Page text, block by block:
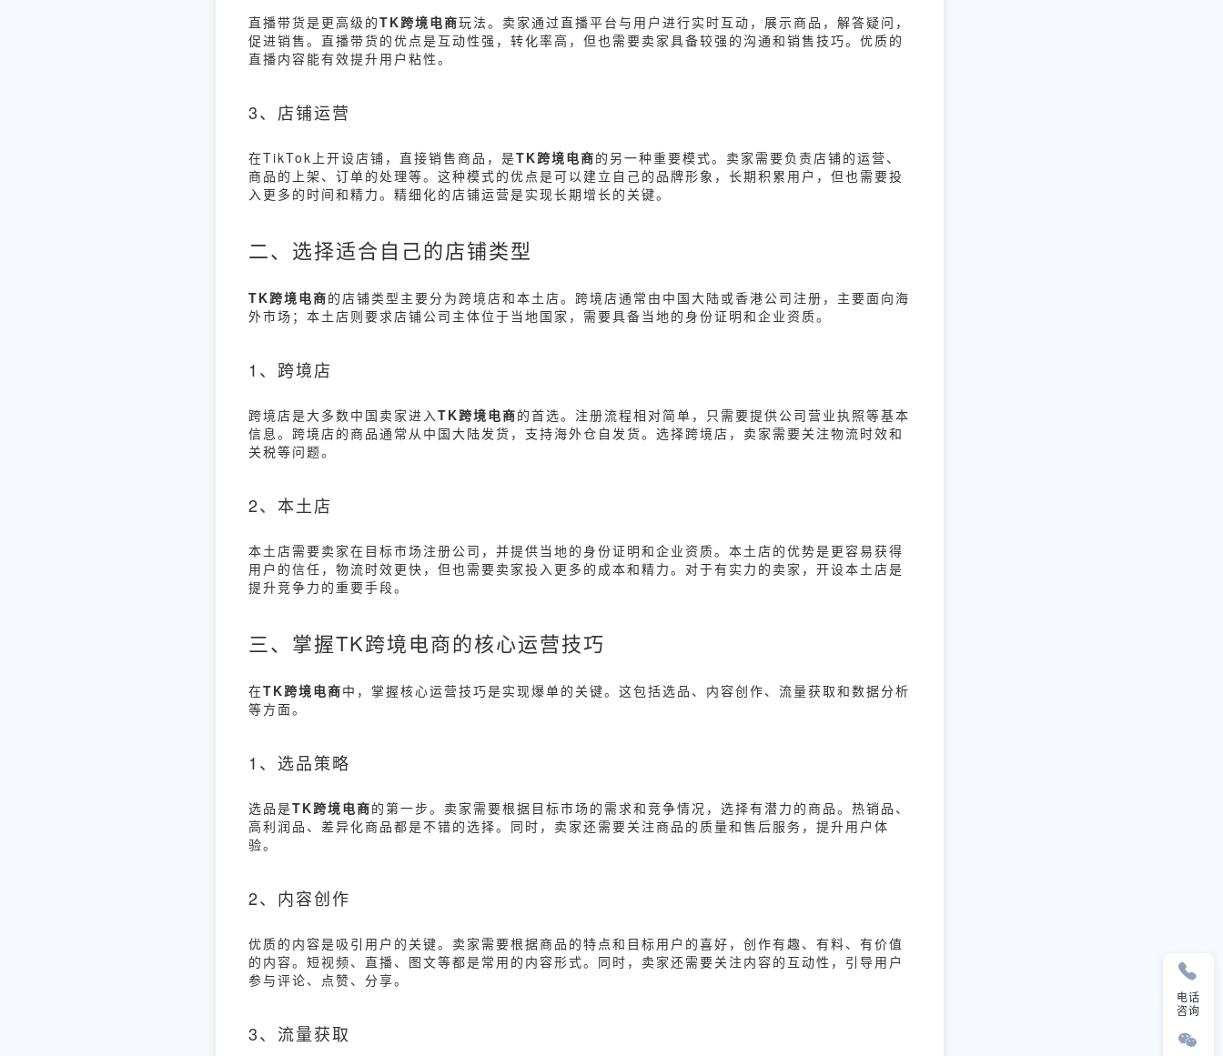
直播带货是更高级的TK跨境电商玩法。卖家通过直播平台与用户进行实时互动，展示商品，解答疑问，
促进销售。直播带货的优点是互动性强，转化率高，但也需要卖家具备较强的沟通和销售技巧。优质的
直播内容能有效提升用户粘性。
3、店铺运营
在TikTok上开设店铺，直接销售商品，是TK跨境电商的另一种重要模式。卖家需要负责店铺的运营、
商品的上架、订单的处理等。这种模式的优点是可以建立自己的品牌形象，长期积累用户，但也需要投
入更多的时间和精力。精细化的店铺运营是实现长期增长的关键。
二、选择适合自己的店铺类型
TK跨境电商的店铺类型主要分为跨境店和本土店。跨境店通常由中国大陆或香港公司注册，主要面向海
外市场；本土店则要求店铺公司主体位于当地国家，需要具备当地的身份证明和企业资质。
1、跨境店
跨境店是大多数中国卖家进入TK跨境电商的首选。注册流程相对简单，只需要提供公司营业执照等基本
信息。跨境店的商品通常从中国大陆发货，支持海外仓自发货。选择跨境店，卖家需要关注物流时效和
关税等问题。
2、本土店
本土店需要卖家在目标市场注册公司，并提供当地的身份证明和企业资质。本土店的优势是更容易获得
用户的信任，物流时效更快，但也需要卖家投入更多的成本和精力。对于有实力的卖家，开设本土店是
提升竞争力的重要手段。
三、掌握TK跨境电商的核心运营技巧
在TK跨境电商中，掌握核心运营技巧是实现爆单的关键。这包括选品、内容创作、流量获取和数据分析
等方面。
1、选品策略
选品是TK跨境电商的第一步。卖家需要根据目标市场的需求和竞争情况，选择有潜力的商品。热销品、
高利润品、差异化商品都是不错的选择。同时，卖家还需要关注商品的质量和售后服务，提升用户体
验。
2、内容创作
优质的内容是吸引用户的关键。卖家需要根据商品的特点和目标用户的喜好，创作有趣、有料、有价值
的内容。短视频、直播、图文等都是常用的内容形式。同时，卖家还需要关注内容的互动性，引导用户
参与评论、点赞、分享。
3、流量获取
电话
咨询